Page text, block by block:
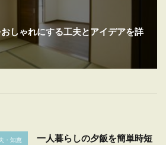
しゃれにする工夫とアイデアを詳
・知恵
一人暮らしの夕飯を簡単時短